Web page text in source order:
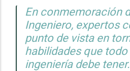
En conmemoración
Ingeniero, expertos
punto de vista en
habilidades que
ingeniería debe tener.